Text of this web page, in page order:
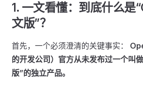
1. 一文看懂：到底什么是
文版”？
首先，一个必须澄清的关键事实：
的开发公司）官方从未发布过一个叫
版”的独立产品。